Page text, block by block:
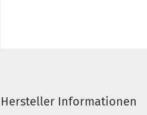
Hersteller Informationen